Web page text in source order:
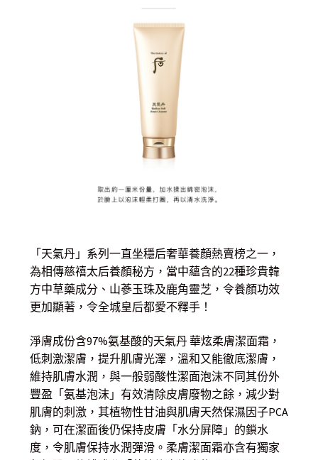
「天氣丹」系列一直坐穩后奢華養顏熱賣榜之一，
為相傳慈禧太后養顏秘方，當中蘊含的22種珍貴韓
方中草藥成分、山蔘玉珠及鹿角靈芝，令養顏功效
更加顯著，令全城皇后都愛不釋手！
淨膚成份含97%氨基酸的天氣丹 華炫柔膚潔面霜，
低刺激潔膚，提升肌膚光澤，溫和又能徹底潔膚，
維持肌膚水潤，與一般弱酸性潔面泡沫不同其份外
豐盈「氨基泡沫」有效清除皮膚廢物之餘，減少對
肌膚的刺激，其植物性甘油與肌膚天然保濕因子PCA
鈉，可在潔面後仍保持皮膚「水分屏障」的鎖水
度，令肌膚保持水潤彈滑。柔膚潔面霜亦含有獨家